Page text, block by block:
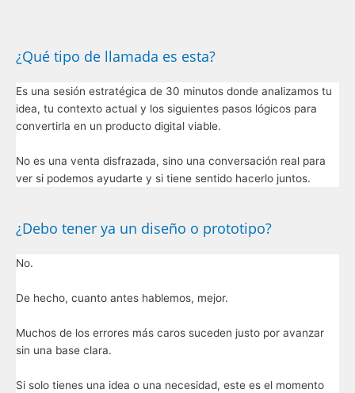
¿Qué tipo de llamada es esta?
Es una sesión estratégica de 30 minutos donde analizamos tu
idea, tu contexto actual y los siguientes pasos lógicos para
convertirla en un producto digital viable.
No es una venta disfrazada, sino una conversación real para
ver si podemos ayudarte y si tiene sentido hacerlo juntos.
¿Debo tener ya un diseño o prototipo?
No.
De hecho, cuanto antes hablemos, mejor.
Muchos de los errores más caros suceden justo por avanzar
sin una base clara.
Si solo tienes una idea o una necesidad, este es el momento